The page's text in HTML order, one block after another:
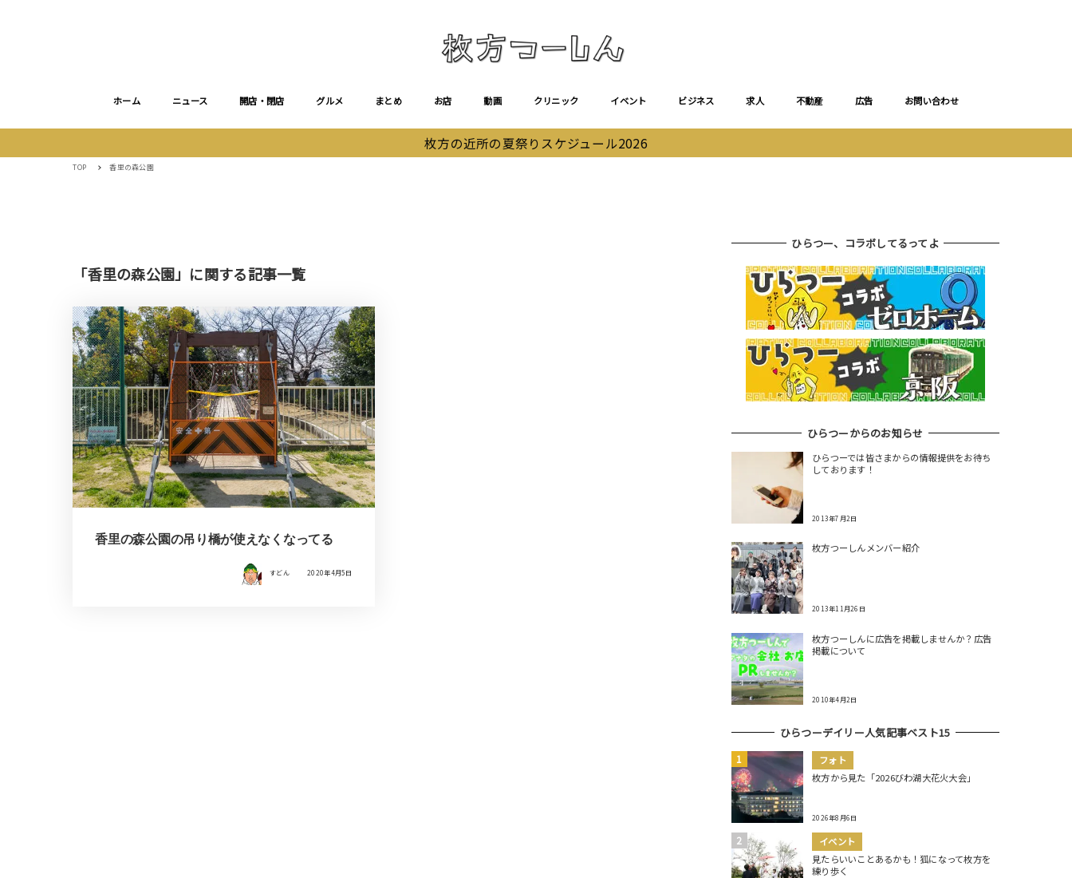
ホーム ニュース 開店・閉店 グルメ まとめ お店 動画 クリニック イベント ビジネス 求人 不動産 広告 お問い合わせ
枚方の近所の夏祭りスケジュール2026
TOP 香里の森公園
「香里の森公園」に関する記事一覧
香里の森公園の吊り橋が使えなくなってる
すどん 2020年4月5日
ひらつー、コラボしてるってよ
ひらつーからのお知らせ
ひらつーでは皆さまからの情報提供をお待ち
しております！
2013年7月2日
枚方つーしんメンバー紹介
2013年11月26日
枚方つーしんに広告を掲載しませんか？広告
掲載について
2010年4月2日
ひらつーデイリー人気記事ベスト15
フォト
枚方から見た「2026びわ湖大花火大会」
2026年8月6日
イベント
見たらいいことあるかも！狐になって枚方を
練り歩く